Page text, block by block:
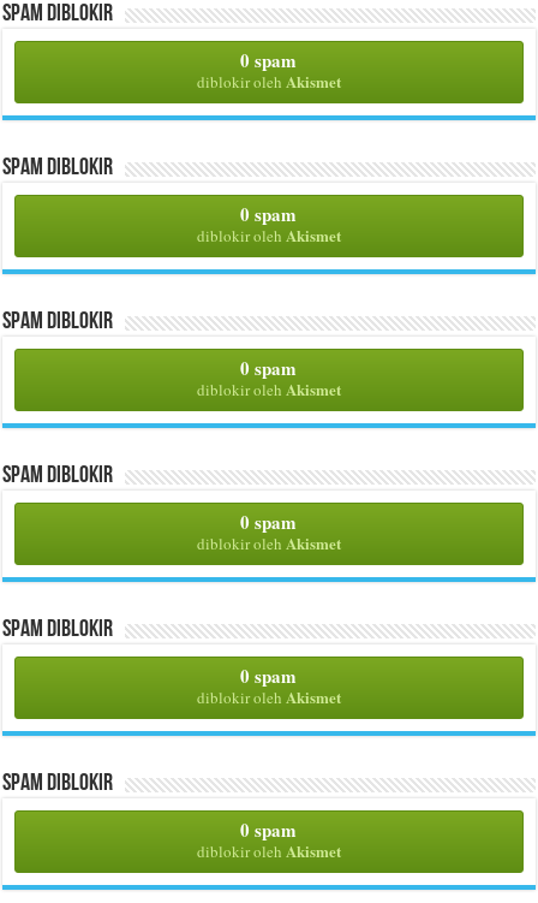
Spam Diblokir
0 spam
diblokir oleh Akismet
Spam Diblokir
0 spam
diblokir oleh Akismet
Spam Diblokir
0 spam
diblokir oleh Akismet
Spam Diblokir
0 spam
diblokir oleh Akismet
Spam Diblokir
0 spam
diblokir oleh Akismet
Spam Diblokir
0 spam
diblokir oleh Akismet